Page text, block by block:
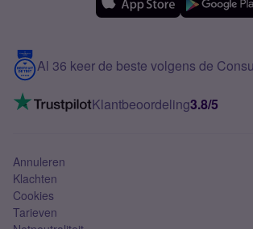
Meerdere nummers
5G internet
Mobiel internet
Mobiel abonnement
Contact
VoLTE 4G bellen
Al 36 keer de beste volgens de
Klantbeoordeling3.8/5
Annuleren
Klachten
Cookies
Tarieven